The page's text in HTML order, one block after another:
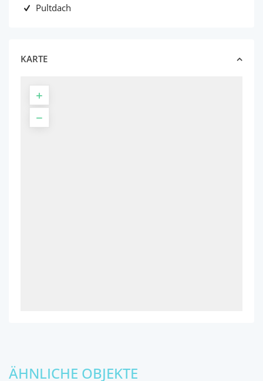
Pultdach
KARTE
ÄHNLICHE OBJEKTE